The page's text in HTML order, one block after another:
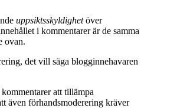
uppsiktsskyldighetöver
i kommentarer är de samma
ovan.
det vill säga blogginnehavaren
att tillämpa
även förhandsmoderering kräver